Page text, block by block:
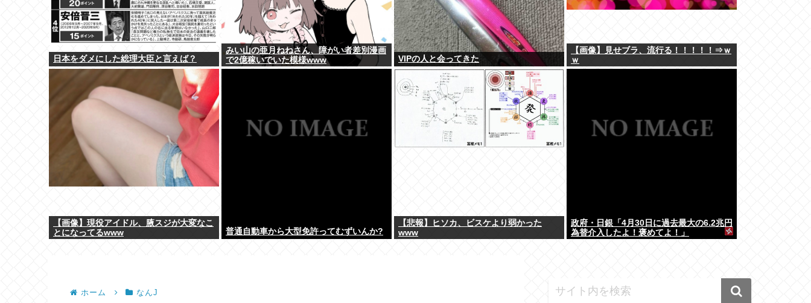
日本をダメにした総理大臣と言えば？
みい山の亜月ねねさん、障がい者差別漫画
で2億稼いでいた模様www
VIPの人と会ってきた
【画像】見せブラ、流行る！！！！！⇒ｗ
ｗ
【画像】現役アイドル、腋スジが大変なこ
とになってるwww
普通自動車から大型免許ってむずいんか?
【悲報】ヒソカ、ビスケより弱かった
www
政府・日銀「4月30日に過去最大の6.2兆円
為替介入したよ！褒めてよ！」
ホーム なんJ